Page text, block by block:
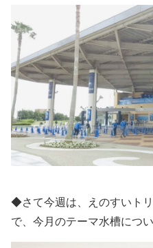
◆さて今週は、えのすいト
で、今月のテーマ水槽につ